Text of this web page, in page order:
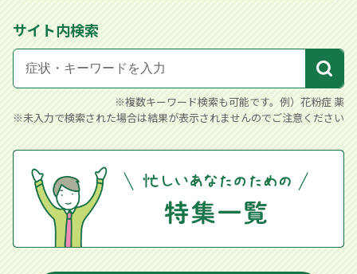
サイト内検索
※複数キーワード検索も可能です。例）花粉症 薬
※未入力で検索された場合は結果が表示されませんのでご注意ください